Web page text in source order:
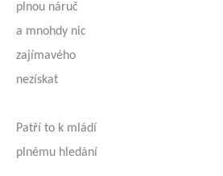
plnou náruč
a mnohdy nic
zajímavého
nezískat
Patří to k mládí
plnému hledání